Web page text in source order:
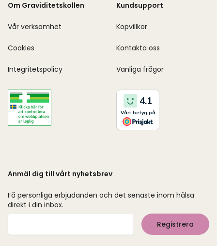
Om Graviditetskollen
Vår verksamhet
Cookies
Integritetspolicy
Kundsupport
Köpvillkor
Kontakta oss
Vanliga frågor
Anmäl dig till vårt nyhetsbrev
Få personliga erbjudanden och det senaste inom hälsa
direkt i din inbox.
Registrera